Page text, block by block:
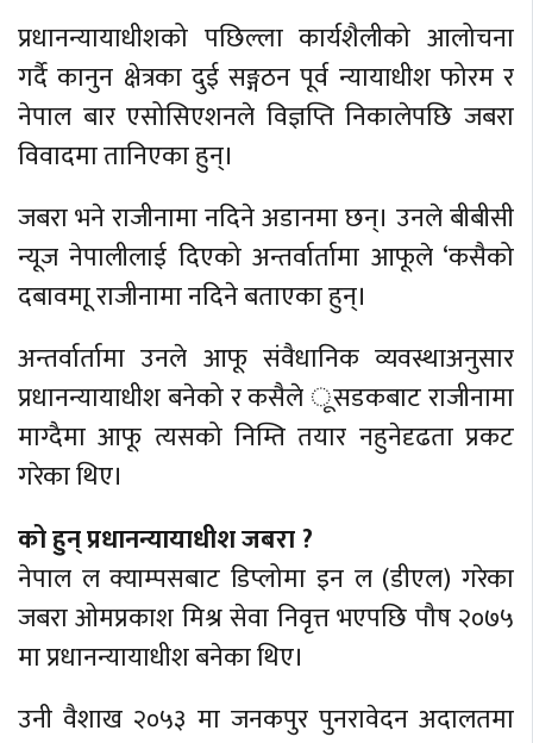
प्रधानन्यायाधीशको पछिल्ला कार्यशैलीको आलोचना
गर्दै कानुन क्षेत्रका दुई सङ्गठन पूर्व न्यायाधीश फोरम र
नेपाल बार एसोसिएशनले विज्ञप्ति निकालेपछि जबरा
विवादमा तानिएका हुन्।
जबरा भने राजीनामा नदिने अडानमा छन्। उनले बीबीसी
न्यूज नेपालीलाई दिएको अन्तर्वार्तामा आफूले ‘कसैको
दबावमाू राजीनामा नदिने बताएका हुन्।
अन्तर्वार्तामा उनले आफू संवैधानिक व्यवस्थाअनुसार
प्रधानन्यायाधीश बनेको र कसैले ूसडकबाट राजीनामा
माग्दैमा आफू त्यसको निम्ति तयार नहुनेदृढता प्रकट
गरेका थिए।
को हुन् प्रधानन्यायाधीश जबरा ?
नेपाल ल क्याम्पसबाट डिप्लोमा इन ल (डीएल) गरेका
जबरा ओमप्रकाश मिश्र सेवा निवृत्त भएपछि पौष २०७५
मा प्रधानन्यायाधीश बनेका थिए।
उनी वैशाख २०५३ मा जनकपुर पुनरावेदन अदालतमा